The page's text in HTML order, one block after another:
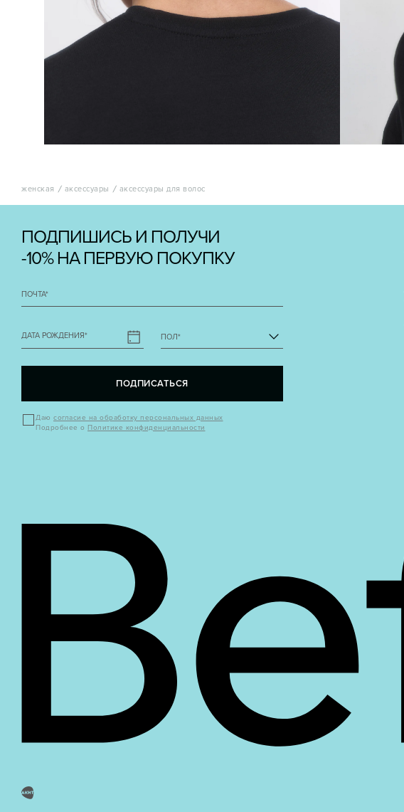
женская аксессуары аксессуары для волос
ПОДПИШИСЬ И ПОЛУЧИ
-10% НА ПЕРВУЮ ПОКУПКУ
ПОЧТА*
ДАТА РОЖДЕНИЯ* ПОЛ*
ПОДПИСАТЬСЯ
Даю согласие на обработку персональных данных
Подробнее о Политике конфиденциальности